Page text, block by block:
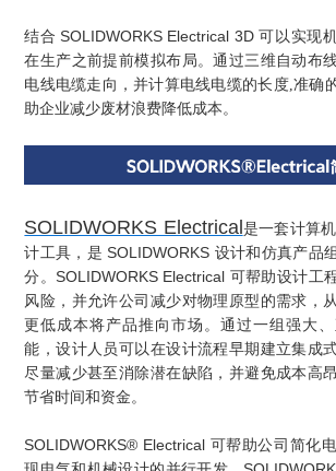
结合 SOLIDWORKS Electrical 3D可以实现
在生产之前提前模拟布局。通过三维自动布
电线电缆走向，并计算电线电缆的长度,准确
助企业减少废材浪费降低成本。
SOLIDWORKS Electrical是一套计算
计工具，是SOLIDWORKS 设计和仿真产品
分。SOLIDWORKS Electrical 可帮助设计工
风险，并允许公司减少对物理原型的需求，
更低成本将产品推向市场。通过一组强大
能，设计人员可以在设计流程早期建立集成
尽量减少甚至消除潜在缺陷，并避免成本高
节省时间和资金。
SOLIDWORKS® Electrical 可帮助公司简化